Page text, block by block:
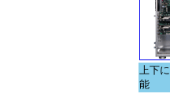
上下
能